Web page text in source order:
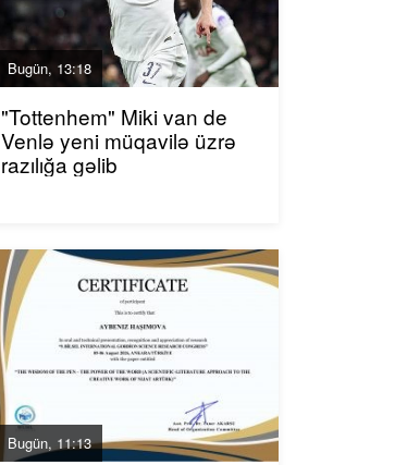
Bugün, 13:18
"Tottenhem" Miki van de
Venlə yeni müqavilə üzrə
razılığa gəlib
Bugün, 11:13